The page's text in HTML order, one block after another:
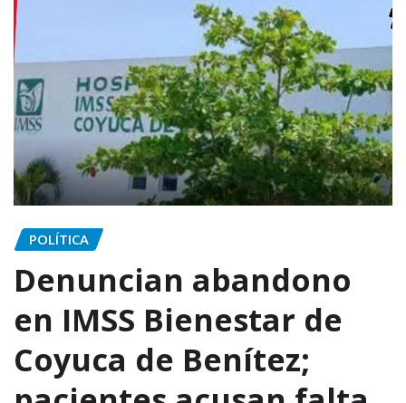
POLÍTICA
Denuncian abandono
en IMSS Bienestar de
Coyuca de Benítez;